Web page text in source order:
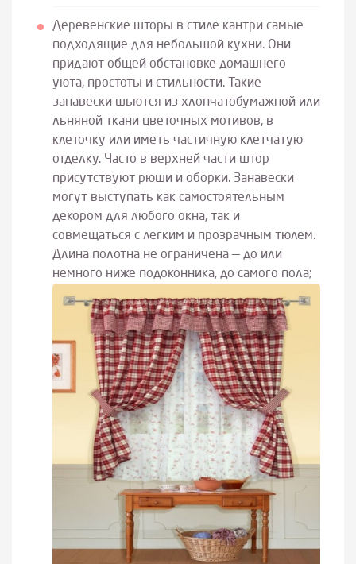
Деревенские шторы в стиле кантри самые
подходящие для небольшой кухни. Они
придают общей обстановке домашнего
уюта, простоты и стильности. Такие
занавески шьются из хлопчатобумажной или
льняной ткани цветочных мотивов, в
клеточку или иметь частичную клетчатую
отделку. Часто в верхней части штор
присутствуют рюши и оборки. Занавески
могут выступать как самостоятельным
декором для любого окна, так и
совмещаться с легким и прозрачным тюлем.
Длина полотна не ограничена — до или
немного ниже подоконника, до самого пола;